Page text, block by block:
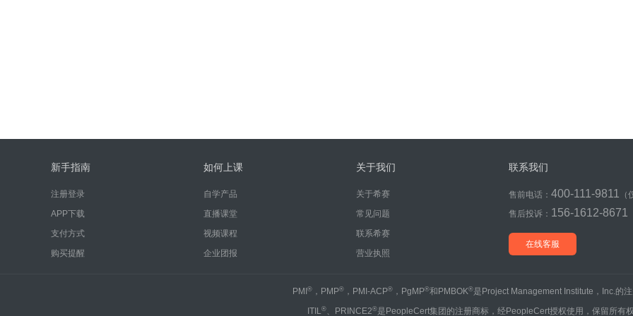
新手指南
注册登录
APP下载
支付方式
购买提醒
如何上课
自学产品
直播课堂
视频课程
企业团报
关于我们
关于希赛
常见问题
联系希赛
营业执照
联系我们
售前电话： 400-111-9811
售后投诉： 156-1612-8671
在线客服
PMI ®，PMP®，PMI-ACP®，PgMP®和PMBOK®是Project Management Institute，Inc.的
ITIL®、PRINCE2®是PeopleCert集团的注册商标，经PeopleCert授权使用，保留所有